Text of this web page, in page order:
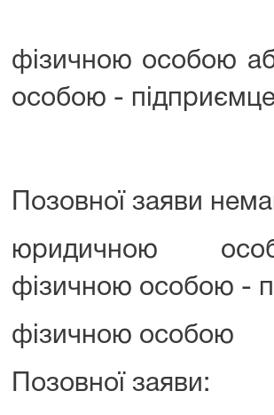
фізичною особою
особою -
Позовної заяви
юридичною
фізичною особою -
фізичною особою
Позовної заяви: